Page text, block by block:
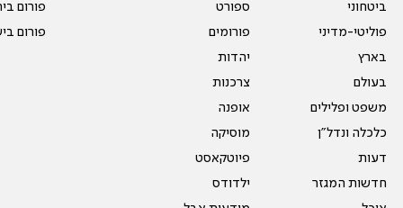
ביטחוני
פוליטי-מדיני
בארץ
בעולם
משפט ופלילים
כלכלה ונדל"ן
דעות
חדשות המגזר
ספורט
פורומים
יהדות
צרכנות
אופנה
מוסיקה
פיוטקאסט
ילדודס
פורום
פורום